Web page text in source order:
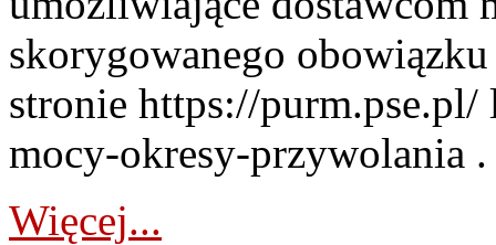
skorygowanego
stronie https://
mocy-okresy-przywolania
Więcej...